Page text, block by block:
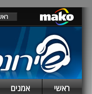
ראשי אמנים